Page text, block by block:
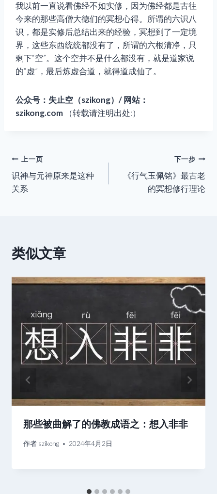
我以前一直说看佛经不如实修，因为佛经都是古往
今来的那些高僧大德们的冥想心得。所谓的六识八
识，都是实修后总结出来的经验，冥想到了一定境
界，这些东西统统都没有了，所谓的六根清净，只
剩下“空”。这个空并不是什么都没有，就是道家说
的“虚”，最后炼虚合道，就得道成仙了。
公众号：失止空（szikong）/ 网站：
szikong.com （转载请注明出处:）
文
章
上一页
识神与元神原来是这种
关系
下一步
《行气玉佩铭》最古老
的冥想修行理论
类似文章
那些被曲解了的佛教成语之：想入非非
作者 szikong 2024年4月2日